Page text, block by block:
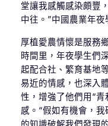
堂讓我感觸感染頗豐
中往。”中國農業年夜
厚植愛農情懷是服務
時間里，年夜學生們
起配合社、繁育基地
易近的情感，也深入
性，增強了他們用“
感。“假如有機會，